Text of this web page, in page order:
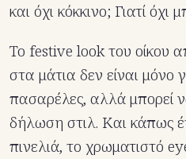
και όχι κόκκινο; Γιατί
Το festive look του οίκου
στα μάτια δεν είναι μόνο
πασαρέλες, αλλά μπορεί
δήλωση στιλ. Και κάπως
πινελιά, το χρωματιστό